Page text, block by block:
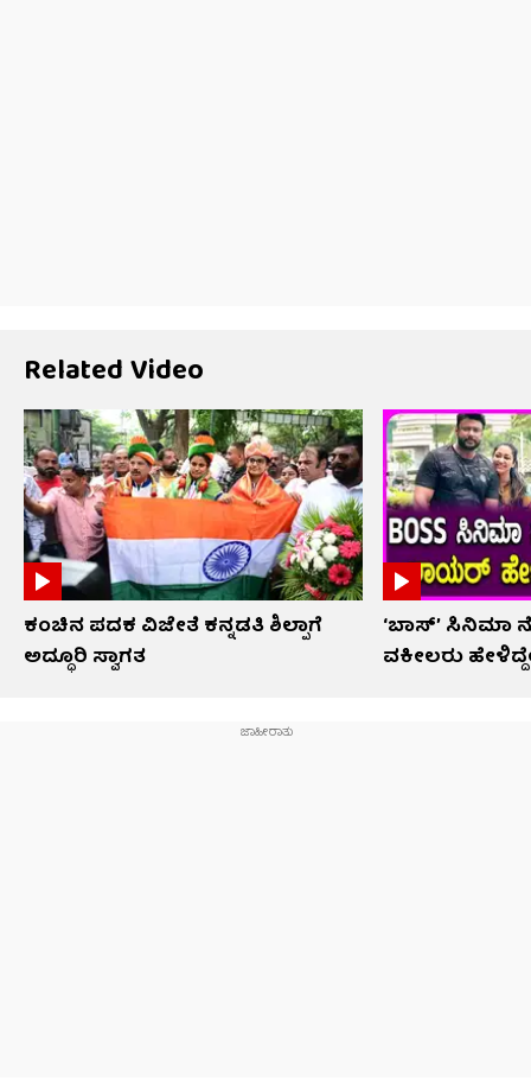
Related Video
ಕಂಚಿನ ಪದಕ ವಿಜೇತೆ ಕನ್ನಡತಿ ಶಿಲ್ಪಾಗೆ
ಅದ್ಧೂರಿ ಸ್ವಾಗತ
‘ಬಾಸ್’
ವಕೀಲರು